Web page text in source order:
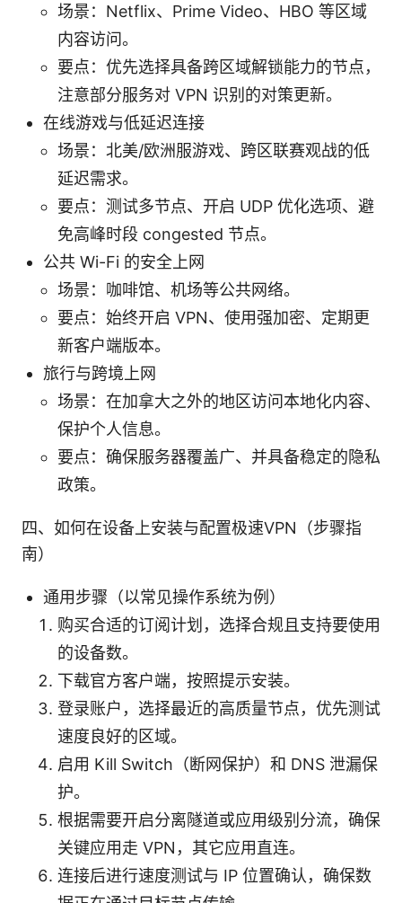
场景：Netflix、Prime Video、HBO 等区域
内容访问。
要点：优先选择具备跨区域解锁能力的节点，
注意部分服务对 VPN 识别的对策更新。
在线游戏与低延迟连接
场景：北美/欧洲服游戏、跨区联赛观战的低
延迟需求。
要点：测试多节点、开启 UDP 优化选项、避
免高峰时段 congested 节点。
公共 Wi-Fi 的安全上网
场景：咖啡馆、机场等公共网络。
要点：始终开启 VPN、使用强加密、定期更
新客户端版本。
旅行与跨境上网
场景：在加拿大之外的地区访问本地化内容、
保护个人信息。
要点：确保服务器覆盖广、并具备稳定的隐私
政策。
四、如何在设备上安装与配置极速VPN（步骤指
南）
通用步骤（以常见操作系统为例）
购买合适的订阅计划，选择合规且支持要使用
的设备数。
下载官方客户端，按照提示安装。
登录账户，选择最近的高质量节点，优先测试
速度良好的区域。
启用 Kill Switch（断网保护）和 DNS 泄漏保
护。
根据需要开启分离隧道或应用级别分流，确保
关键应用走 VPN，其它应用直连。
连接后进行速度测试与 IP 位置确认，确保数